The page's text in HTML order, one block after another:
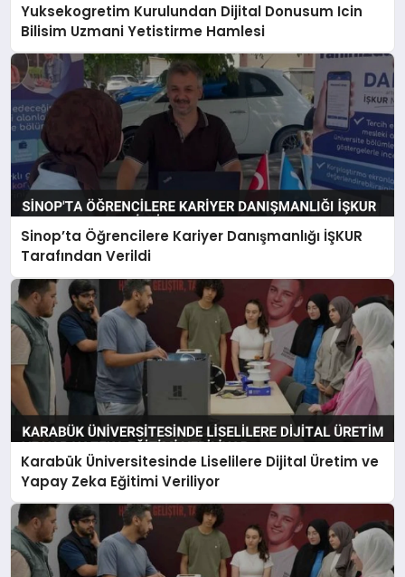
Yuksekogretim Kurulundan Dijital Donusum Icin
Bilisim Uzmani Yetistirme Hamlesi
Sinop’ta Öğrencilere Kariyer Danışmanlığı İŞKUR
Tarafından Verildi
Karabük Üniversitesinde Liselilere Dijital Üretim ve
Yapay Zeka Eğitimi Veriliyor